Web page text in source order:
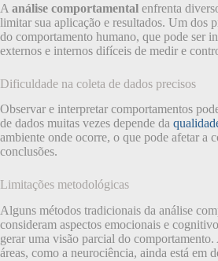
A análise comportamental enfrenta
limitar sua aplicação e resultados. Um dos
do comportamento humano, que pode ser
externos e internos difíceis de medir e
Dificuldade na coleta de dados precisos
Observar e interpretar comportamentos
de dados muitas vezes depende da
ambiente onde ocorre, o que pode afetar a
conclusões.
Limitações metodológicas
Alguns métodos tradicionais da análise
consideram aspectos emocionais e
gerar uma visão parcial do
áreas, como a neurociência, ainda está em